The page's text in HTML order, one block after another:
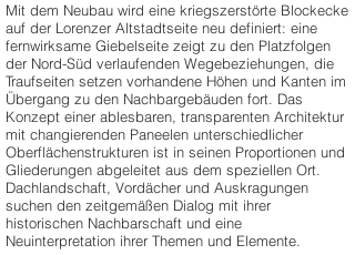
Mit dem Neubau wird eine kriegszerstörte Blockecke
auf der Lorenzer Altstadtseite neu definiert: eine
fernwirksame Giebelseite zeigt zu den Platzfolgen
der Nord-Süd verlaufenden Wegebeziehungen, die
Traufseiten setzen vorhandene Höhen und Kanten im
Übergang zu den Nachbargebäuden fort. Das
Konzept einer ablesbaren, transparenten Architektur
mit changierenden Paneelen unterschiedlicher
Oberflächenstrukturen ist in seinen Proportionen und
Gliederungen abgeleitet aus dem speziellen Ort.
Dachlandschaft, Vordächer und Auskragungen
suchen den zeitgemäßen Dialog mit ihrer
historischen Nachbarschaft und eine
Neuinterpretation ihrer Themen und Elemente.